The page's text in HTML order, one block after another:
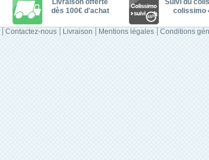
dès 100€ d'achat
colissimo
Contactez-nous Livraison Mentions légales Conditions